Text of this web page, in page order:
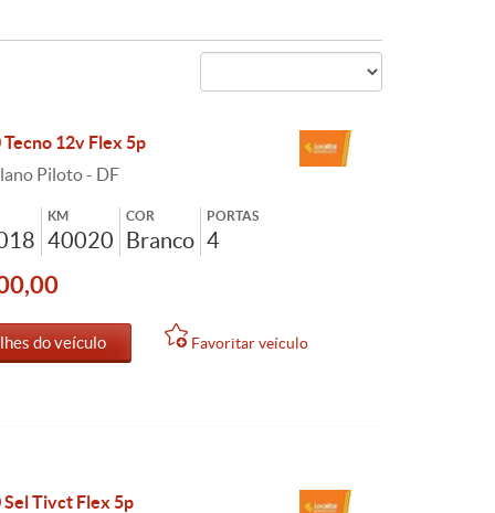
Tecno 12v Flex 5p
Piloto - DF
KM
40020
COR
Branco
PORTAS
4
do veículo Favoritar veículo
Sel Tivct Flex 5p